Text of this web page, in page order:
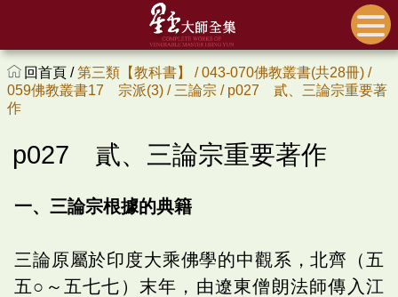
回首頁 /第三類【教科書】 /043-070佛教叢書(共28冊) /
059佛教叢書17 宗派(3) / 三論宗 / p027 貳、三論宗重要著
作
p027 貳、三論宗重要著作
一、三論宗根據的典籍
三論原屬於印度大乘佛學的中觀系，北齊（五
五○～五七七）末年，由遼東僧朗法師傳入江